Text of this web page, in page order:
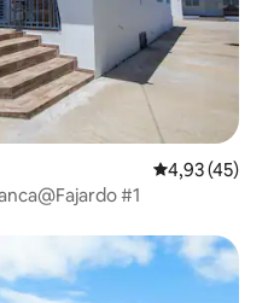
Gemiddelde
4,93 (45)
#1